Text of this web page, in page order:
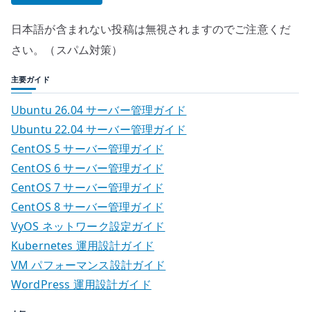
日本語が含まれない投稿は無視されますのでご注意くだ
さい。（スパム対策）
主要ガイド
Ubuntu 26.04 サーバー管理ガイド
Ubuntu 22.04 サーバー管理ガイド
CentOS 5 サーバー管理ガイド
CentOS 6 サーバー管理ガイド
CentOS 7 サーバー管理ガイド
CentOS 8 サーバー管理ガイド
VyOS ネットワーク設定ガイド
Kubernetes 運用設計ガイド
VM パフォーマンス設計ガイド
WordPress 運用設計ガイド